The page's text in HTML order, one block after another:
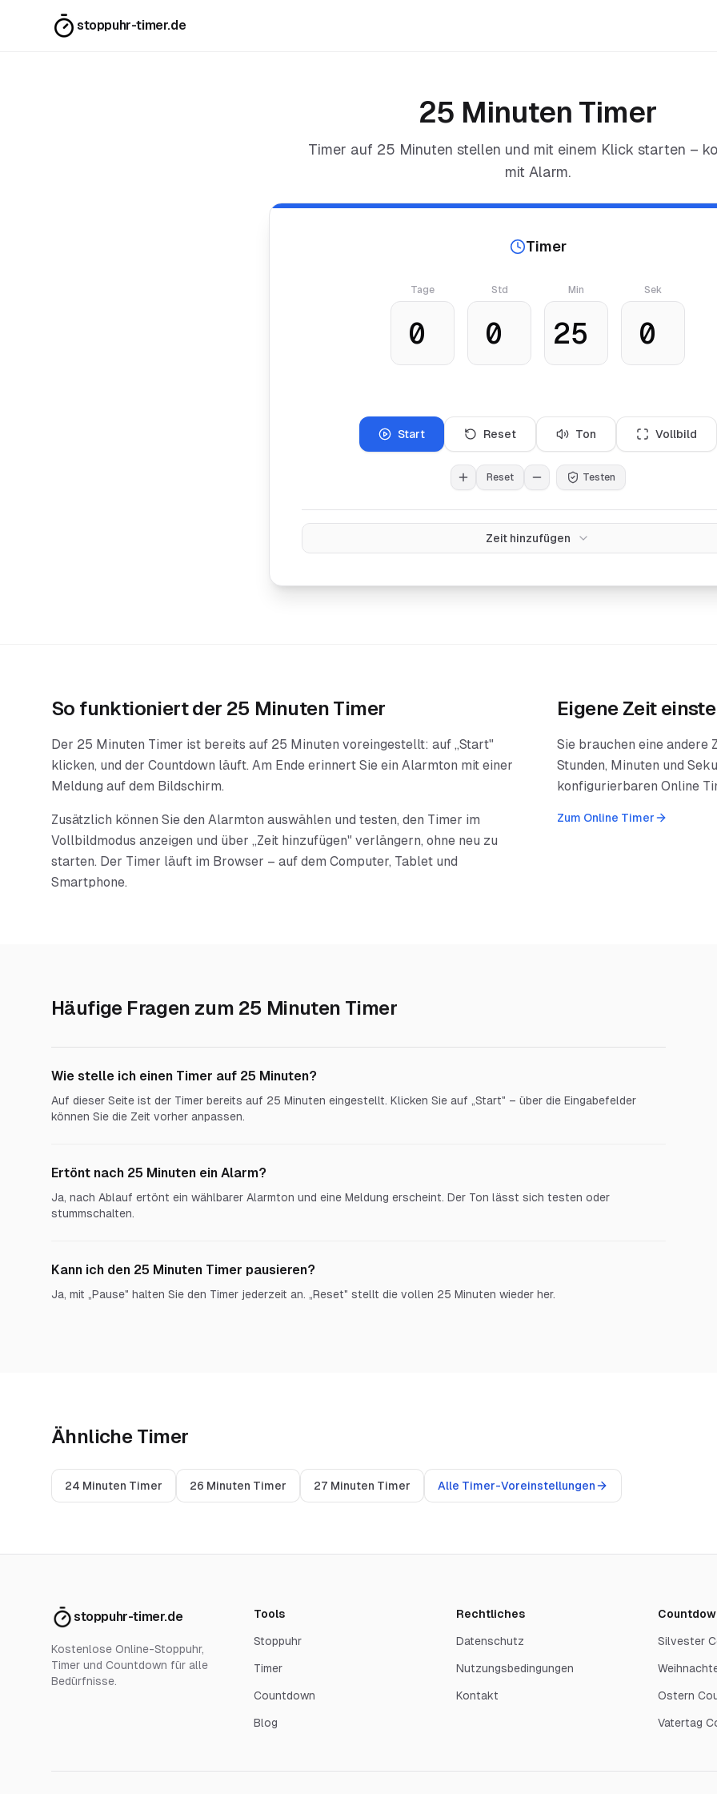
stoppuhr-timer.de
25 Minuten Timer
Timer auf 25 Minuten stellen und mit einem Klick starten –
mit Alarm.
Timer
Tage Std Min Sek
Start Reset Ton Vollbild
Reset Testen
Zeit hinzufügen
So funktioniert der 25 Minuten Timer
Der 25 Minuten Timer ist bereits auf 25 Minuten voreingestellt: auf „Start"
klicken, und der Countdown läuft. Am Ende erinnert Sie ein Alarmton mit einer
Meldung auf dem Bildschirm.
Zusätzlich können Sie den Alarmton auswählen und testen, den Timer im
Vollbildmodus anzeigen und über „Zeit hinzufügen" verlängern, ohne neu zu
starten. Der Timer läuft im Browser – auf dem Computer, Tablet und
Smartphone.
Eigene Zeit
Sie brauchen eine andere
Stunden, Minuten und
konfigurierbaren Online
Zum Online Timer
Häufige Fragen zum 25 Minuten Timer
Wie stelle ich einen Timer auf 25 Minuten?
Auf dieser Seite ist der Timer bereits auf 25 Minuten eingestellt. Klicken Sie auf „Start" – über die Eingabefelder
können Sie die Zeit vorher anpassen.
Ertönt nach 25 Minuten ein Alarm?
Ja, nach Ablauf ertönt ein wählbarer Alarmton und eine Meldung erscheint. Der Ton lässt sich testen oder
stummschalten.
Kann ich den 25 Minuten Timer pausieren?
Ja, mit „Pause" halten Sie den Timer jederzeit an. „Reset" stellt die vollen 25 Minuten wieder her.
Ähnliche Timer
24 Minuten Timer 26 Minuten Timer 27 Minuten Timer Alle Timer-Voreinstellungen
stoppuhr-timer.de
Kostenlose Online-Stoppuhr,
Timer und Countdown für alle
Bedürfnisse.
Tools
Stoppuhr
Timer
Countdown
Blog
Rechtliches
Datenschutz
Nutzungsbedingungen
Kontakt
Silvester
Ostern
Vatertag